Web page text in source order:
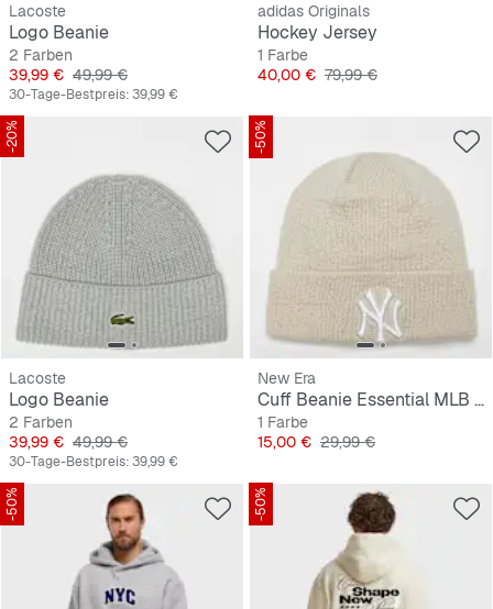
Lacoste
Logo Beanie
2 Farben
Preis
39,99 € Originalpreis
49,99 €
30-Tage-Bestpreis:39,99 €
adidas Originals
Hockey Jersey
1 Farbe
Preis
40,00 € Originalpreis
79,99 €
-20%
Lacoste
Logo Beanie
2 Farben
Preis
39,99 € Originalpreis
49,99 €
30-Tage-Bestpreis:39,99 €
-50%
New Era
Cuff Beanie Essential MLB New York Yankees
1 Farbe
Preis
15,00 € Originalpreis
29,99 €
-50% -50%